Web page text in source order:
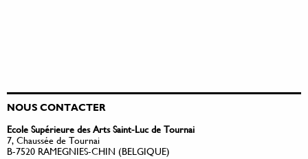
NOUS CONTACTER
Ecole Supérieure des Arts Saint-Luc de Tournai
7, Chaussée de Tournai
B-7520 RAMEGNIES-CHIN (BELGIQUE)